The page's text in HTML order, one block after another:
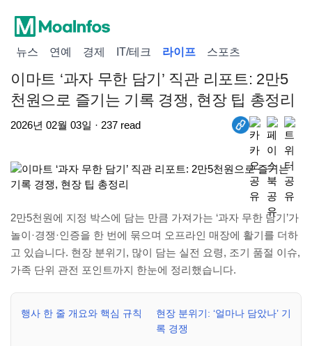
뉴스 연예 경제 IT/테크 라이프 스포츠
이마트 ‘과자 무한 담기’ 직관 리포트: 2만5
천원으로 즐기는 기록 경쟁, 현장 팁 총정리
2026년 02월 03일 · 237 read
2만5천원에 지정 박스에 담는 만큼 가져가는 ‘과자 무한 담기’가
놀이·경쟁·인증을 한 번에 묶으며 오프라인 매장에 활기를 더하
고 있습니다. 현장 분위기, 많이 담는 실전 요령, 조기 품절 이슈,
가족 단위 관전 포인트까지 한눈에 정리했습니다.
행사 한 줄 개요와 핵심 규칙
현장 분위기: ‘얼마나 담았나’ 기
록 경쟁